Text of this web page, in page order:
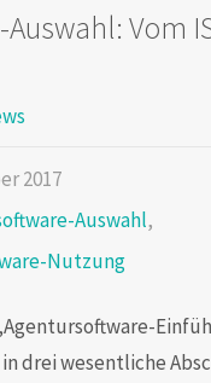
Vom
2017
Auswahl,
Nutzung
drei wesentliche